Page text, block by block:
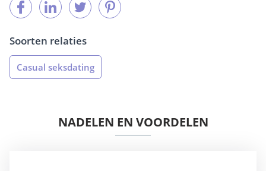
Soorten relaties
Casual seksdating
NADELEN EN VOORDELEN